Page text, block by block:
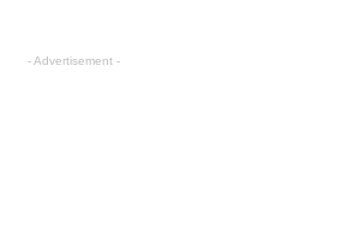
- Advertisement -